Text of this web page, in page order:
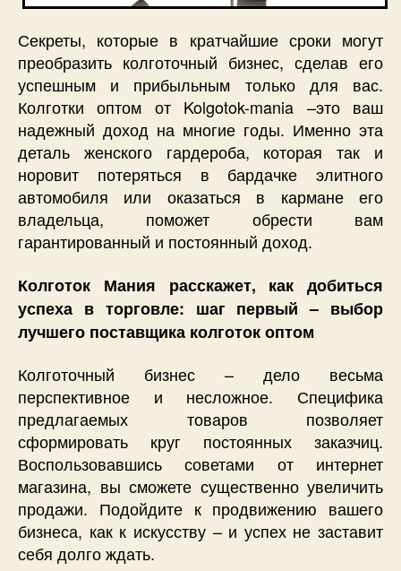
Секреты, которые в кратчайшие сроки могут
преобразить колготочный бизнес, сделав его
успешным и прибыльным только для вас.
Колготки оптом от Kolgotok-mania –это ваш
надежный доход на многие годы. Именно эта
деталь женского гардероба, которая так и
норовит потеряться в бардачке элитного
автомобиля или оказаться в кармане его
владельца, поможет обрести вам
гарантированный и постоянный доход.
Колготок Мания расскажет, как добиться
успеха в торговле: шаг первый – выбор
лучшего поставщика колготок оптом
Колготочный бизнес – дело весьма
перспективное и несложное. Специфика
предлагаемых товаров позволяет
сформировать круг постоянных заказчиц.
Воспользовавшись советами от интернет
магазина, вы сможете существенно увеличить
продажи. Подойдите к продвижению вашего
бизнеса, как к искусству – и успех не заставит
себя долго ждать.